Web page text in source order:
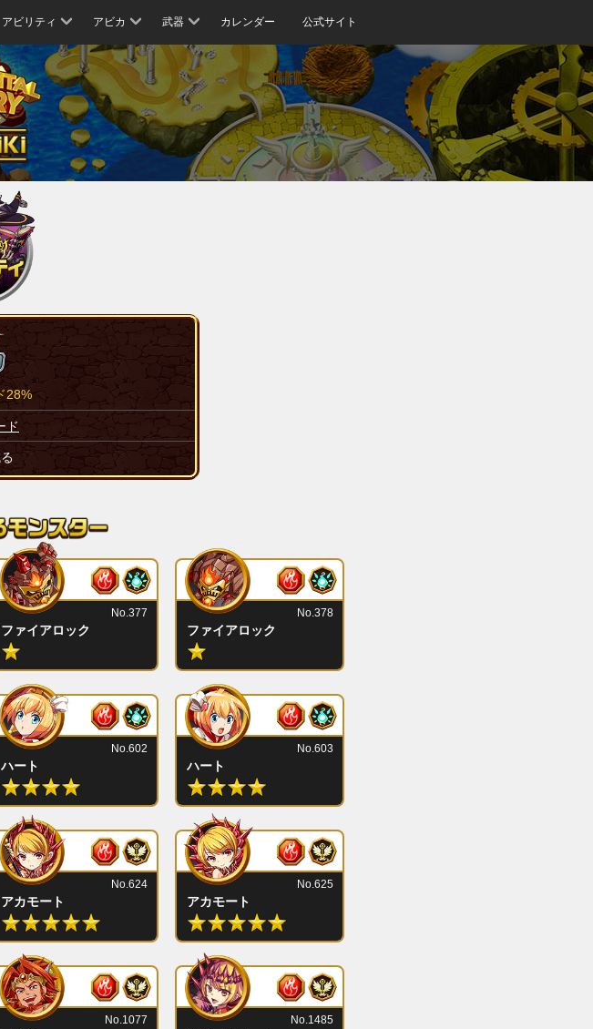
アビリティ アビカ 武器 カレンダー 公式サイト
28%
ド
ファイアロック
No.377
ファイアロック
No.378
ハート
No.602
ハート
No.603
アカモート
No.624
アカモート
No.625
No.1077 No.1485